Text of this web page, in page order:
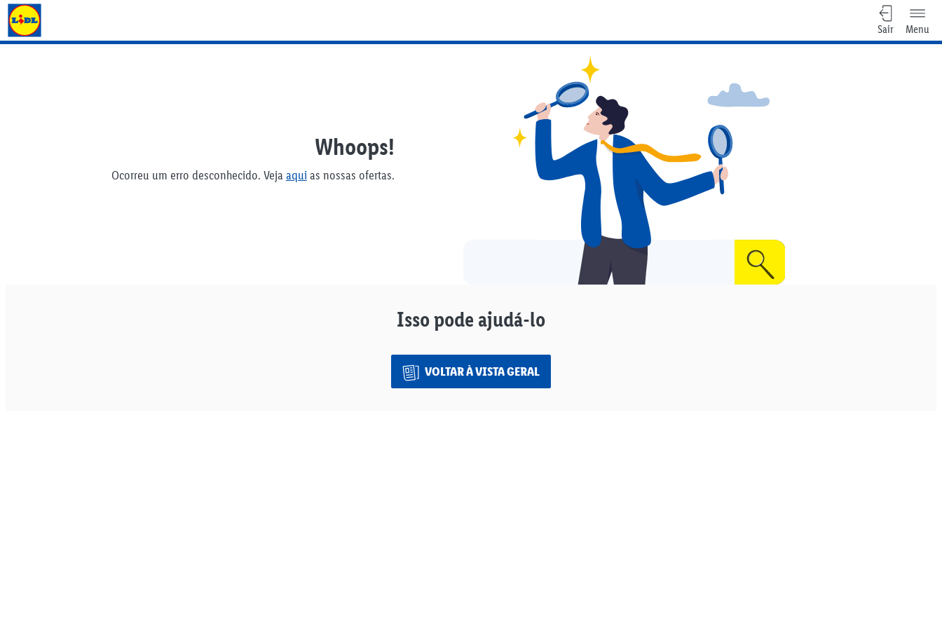
Folhetos Lidl
Sair Menu
Whoops!
Ocorreu um erro desconhecido. Vejaaqui as nossas ofertas.
Isso pode ajudá-lo
VOLTAR À VISTA GERAL